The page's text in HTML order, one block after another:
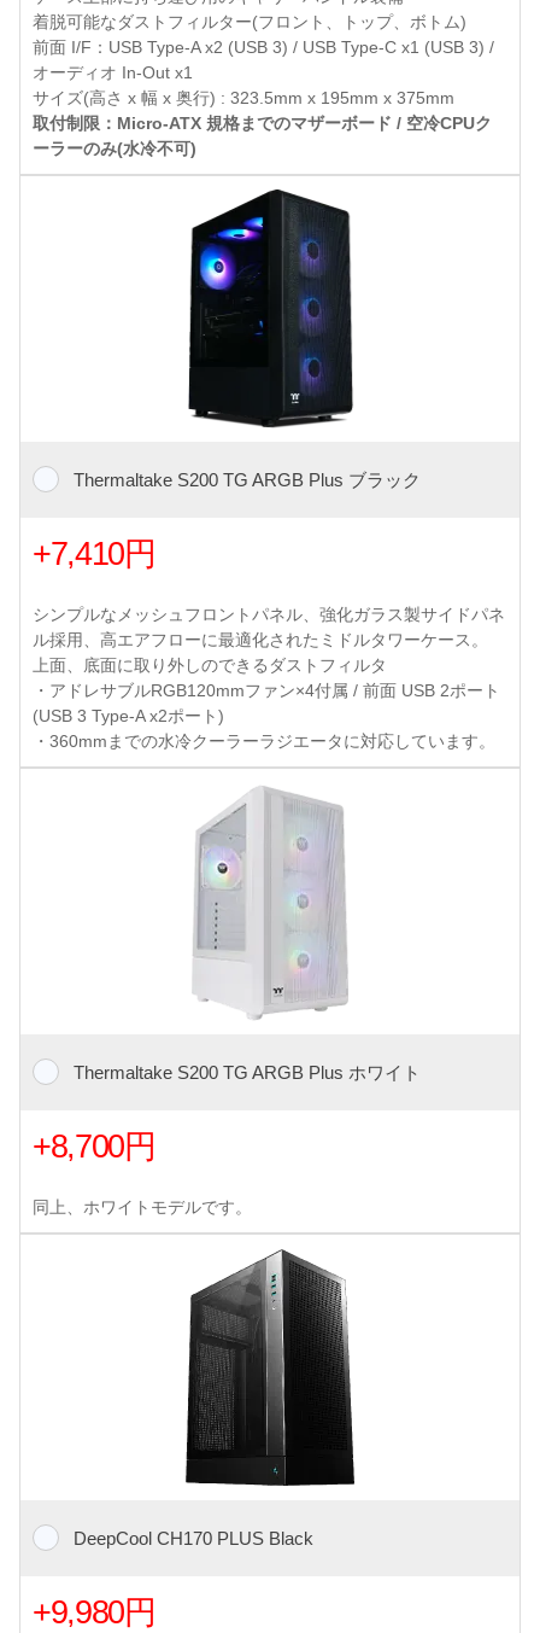
着脱可能なダストフィルター(フロント、トップ、ボトム)
前面 I/F：USB Type-A x2 (USB 3) / USB Type-C x1 (USB 3) /
オーディオ In-Out x1
サイズ(高さ x 幅 x 奥行) : 323.5mm x 195mm x 375mm
取付制限：Micro-ATX 規格までのマザーボード / 空冷CPUク
ーラーのみ(水冷不可)
Thermaltake S200 TG ARGB Plus ブラック
+7,410円
シンプルなメッシュフロントパネル、強化ガラス製サイドパネ
ル採用、高エアフローに最適化されたミドルタワーケース。
上面、底面に取り外しのできるダストフィルタ
・アドレサブルRGB120mmファン×4付属 / 前面 USB 2ポート
(USB 3 Type-A x2ポート)
・360mmまでの水冷クーラーラジエータに対応しています。
Thermaltake S200 TG ARGB Plus ホワイト
+8,700円
同上、ホワイトモデルです。
DeepCool CH170 PLUS Black
+9,980円